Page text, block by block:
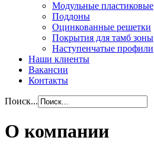
Модульные пластиковые
Поддоны
Оцинкованные решетки
Покрытия для тамб зоны
Наступенчатые профили
Наши клиенты
Вакансии
Контакты
Поиск...
О компании